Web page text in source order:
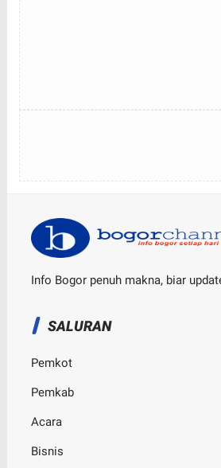
Info Bogor penuh makna, biar
SALURAN
Pemkot
Pemkab
Acara
Bisnis